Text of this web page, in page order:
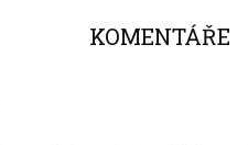
KOMENTÁŘE